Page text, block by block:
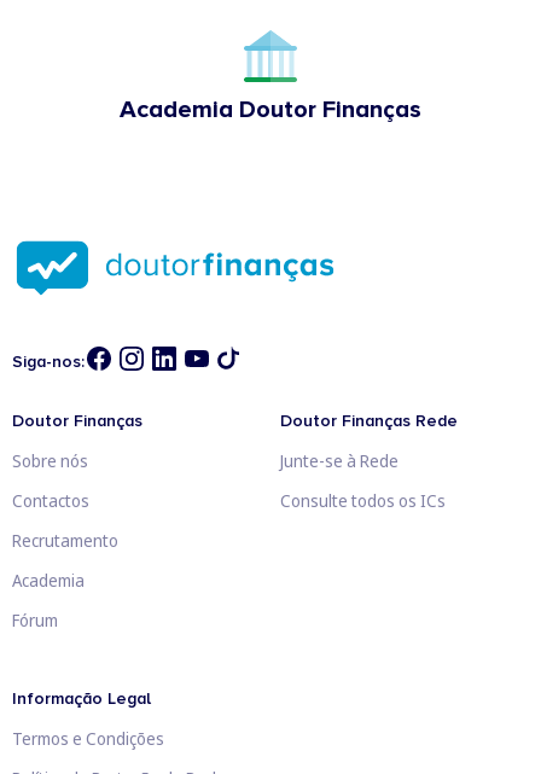
Academia Doutor Finanças
Siga-nos:
Doutor Finanças
Sobre nós
Contactos
Recrutamento
Academia
Fórum
Doutor Finanças Rede
Junte-se à Rede
Consulte todos os ICs
Informação Legal
Termos e Condições